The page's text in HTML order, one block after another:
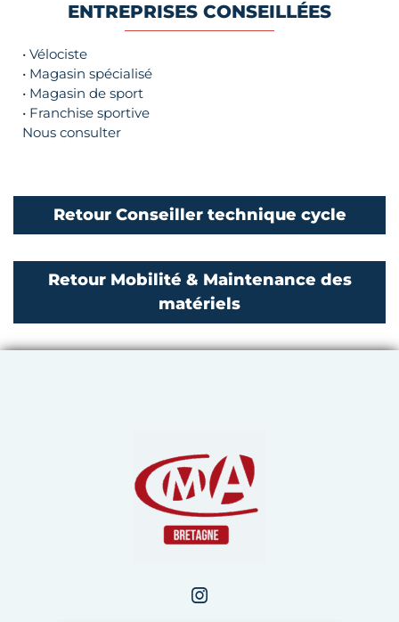
ENTREPRISES CONSEILLÉES
• Vélociste
• Magasin spécialisé
• Magasin de sport
• Franchise sportive
Nous consulter
Retour Conseiller technique cycle
Retour Mobilité & Maintenance des
matériels
Chambre de Métiers et
Instagram